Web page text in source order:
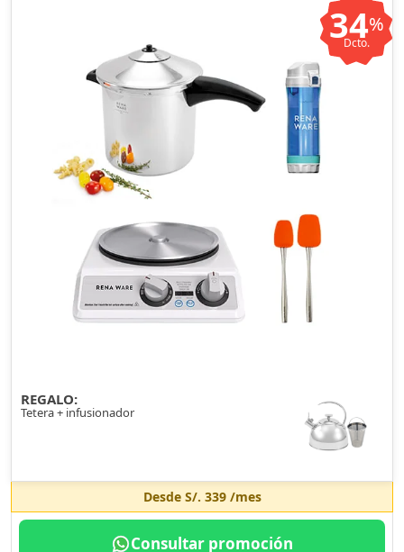
34%
Dcto.
REGALO:
Tetera + infusionador
Desde S/. 339/mes
Consultar promoción